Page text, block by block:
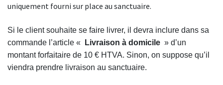
uniquement fourni sur place au sanctuaire.
Si le client souhaite se faire livrer, il devra inclure dans sa
commande l’article «
Livraison à domicile » d’un
montant forfaitaire de 10 € HTVA. Sinon, on suppose qu’il
viendra prendre livraison au sanctuaire.